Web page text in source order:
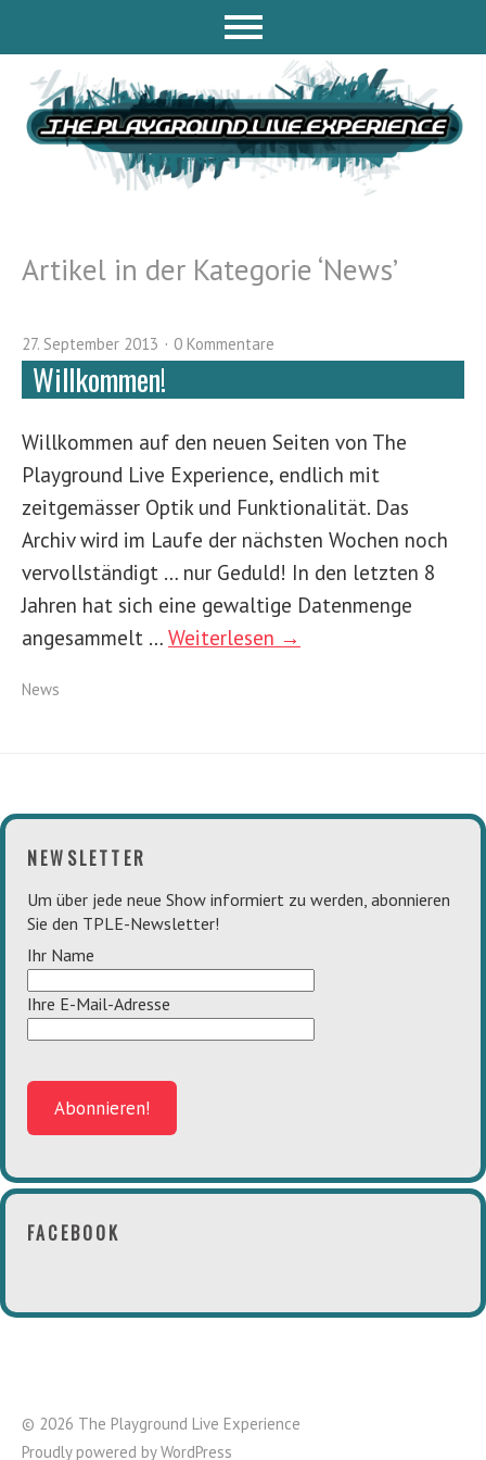
Artikel in der Kategorie ‘News’
27. September 2013 0 Kommentare
Willkommen!
Willkommen auf den neuen Seiten von The
Playground Live Experience, endlich mit
zeitgemässer Optik und Funktionalität. Das
Archiv wird im Laufe der nächsten Wochen noch
vervollständigt … nur Geduld! In den letzten 8
Jahren hat sich eine gewaltige Datenmenge
angesammelt … Weiterlesen →
News
NEWSLETTER
Um über jede neue Show informiert zu werden, abonnieren
Sie den TPLE-Newsletter!
Ihr Name
Ihre E-Mail-Adresse
FACEBOOK
© 2026 The Playground Live Experience
Proudly powered byWordPress